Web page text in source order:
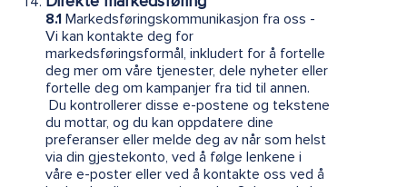
8.1 Markedsføringskommunikasjon fra oss -
Vi kan kontakte deg for
markedsføringsformål, inkludert for å fortelle
deg mer om våre tjenester, dele nyheter eller
fortelle deg om kampanjer fra tid til annen.
Du kontrollerer disse e-postene og tekstene
du mottar, og du kan oppdatere dine
preferanser eller melde deg av når som helst
via din gjestekonto, ved å følge lenkene i
våre e-poster eller ved å kontakte oss ved å